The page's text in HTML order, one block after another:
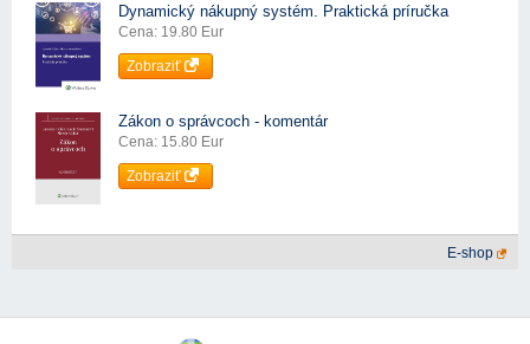
Dynamický nákupný systém. Praktická príručka
Cena: 19.80 Eur
Zobraziť
Zákon o správcoch - komentár
Cena: 15.80 Eur
Zobraziť
E-shop